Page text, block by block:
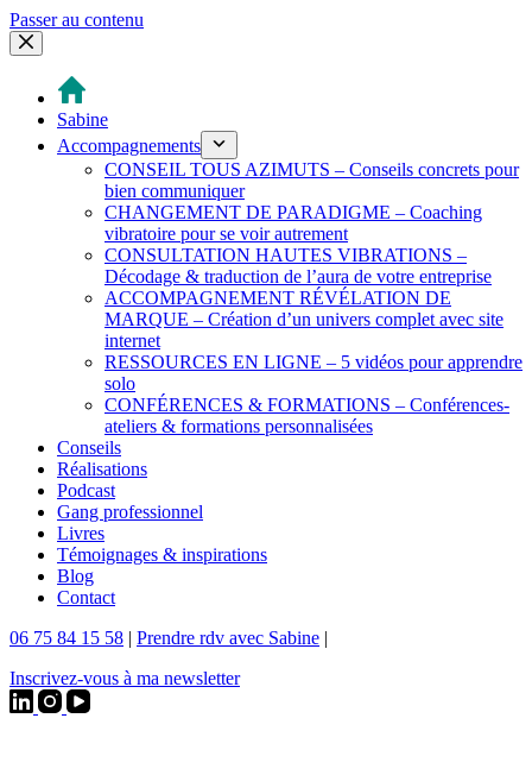
Passer au contenu
Sabine
Accompagnements
CONSEIL TOUS AZIMUTS – Conseils concrets pour
bien communiquer
CHANGEMENT DE PARADIGME – Coaching
vibratoire pour se voir autrement
CONSULTATION HAUTES VIBRATIONS –
Décodage & traduction de l’aura de votre entreprise
ACCOMPAGNEMENT RÉVÉLATION DE
MARQUE – Création d’un univers complet avec site
internet
RESSOURCES EN LIGNE – 5 vidéos pour apprendre
solo
CONFÉRENCES & FORMATIONS – Conférences-
ateliers & formations personnalisées
Conseils
Réalisations
Podcast
Gang professionnel
Livres
Témoignages & inspirations
Blog
Contact
06 75 84 15 58 | Prendre rdv avec Sabine |
Inscrivez-vous à ma newsletter